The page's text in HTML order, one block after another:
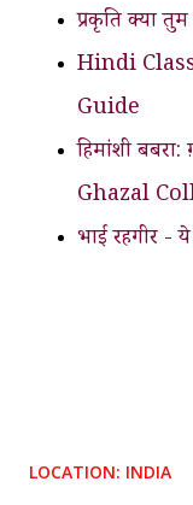
प्रकृति क्या
Hindi
Guide
हिमांंशी
Ghazal
भाई रहगीर -
LOCATION: INDIA